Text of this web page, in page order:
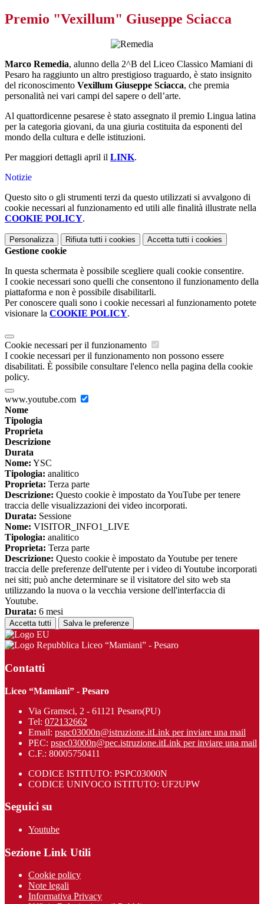
Premio "Vexillum" Giuseppe Sciacca
Marco Remedia, alunno della 2^B del Liceo Classico Mamiani di
Pesaro ha raggiunto un altro prestigioso traguardo, è stato insignito
del riconoscimento Vexillum Giuseppe Sciacca, che premia
personalità nei vari campi del sapere o dell’arte.
Al quattordicenne pesarese è stato assegnato il premio Lingua latina
per la categoria giovani, da una giuria costituita da esponenti del
mondo della cultura e delle istituzioni.
Per maggiori dettagli april il LINK.
Notizie
Questo sito o gli strumenti terzi da questo utilizzati si avvalgono di
cookie necessari al funzionamento ed utili alle finalità illustrate nella
COOKIE POLICY.
Personalizza Rifiuta tutti i cookies Accetta tutti i cookies
Gestione cookie
In questa schermata è possibile scegliere quali cookie consentire.
I cookie necessari sono quelli che consentono il funzionamento della
piattaforma e non è possibile disabilitarli.
Per conoscere quali sono i cookie necessari al funzionamento potete
visionare la COOKIE POLICY.
Cookie necessari per il funzionamento
I cookie necessari per il funzionamento non possono essere
disabilitati. È possibile consultare l'elenco nella pagina della cookie
policy.
www.youtube.com
Nome
Tipologia
Proprieta
Descrizione
Durata
Nome: YSC
Tipologia: analitico
Proprieta: Terza parte
Descrizione: Questo cookie è impostato da YouTube per tenere
traccia delle visualizzazioni dei video incorporati.
Durata: Sessione
Nome: VISITOR_INFO1_LIVE
Tipologia: analitico
Proprieta: Terza parte
Descrizione: Questo cookie è impostato da Youtube per tenere
traccia delle preferenze dell'utente per i video di Youtube incorporati
nei siti; può anche determinare se il visitatore del sito web sta
utilizzando la nuova o la vecchia versione dell'interfaccia di
Youtube.
Durata: 6 mesi
Accetta tutti Salva le preferenze
Liceo “Mamiani” - Pesaro
Contatti
Liceo “Mamiani” - Pesaro
Via Gramsci, 2 - 61121 Pesaro(PU)
Tel: 072132662
Email: pspc03000n@istruzione.itLink per inviare una mail
PEC: pspc03000n@pec.istruzione.itLink per inviare una mail
C.F.: 80005750411
CODICE ISTITUTO: PSPC03000N
CODICE UNIVOCO ISTITUTO: UF2UPW
Seguici su
Youtube
Sezione Link Utili
Cookie policy
Note legali
Informativa Privacy